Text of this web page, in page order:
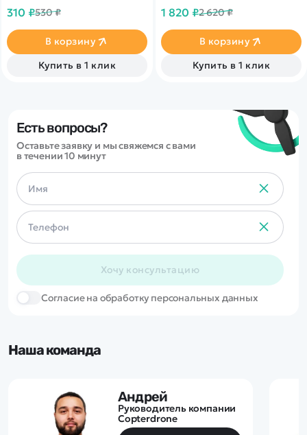
310 ₽530 ₽
В корзину
Купить в 1 клик
светодиодной подсветкой
парогенератором с
подсветкой.
Открывающиеся двери,
капот и багажник делают
1 820 ₽2 620 ₽
В корзину
Купить в 1 клик
Есть вопросы?
Оставьте заявку и мы свяжемся с вами
в течении 10 минут
Хочу консультацию
Cогласие на обработку персональных данных
Наша команда
Андрей
Руководитель компании
Copterdrone